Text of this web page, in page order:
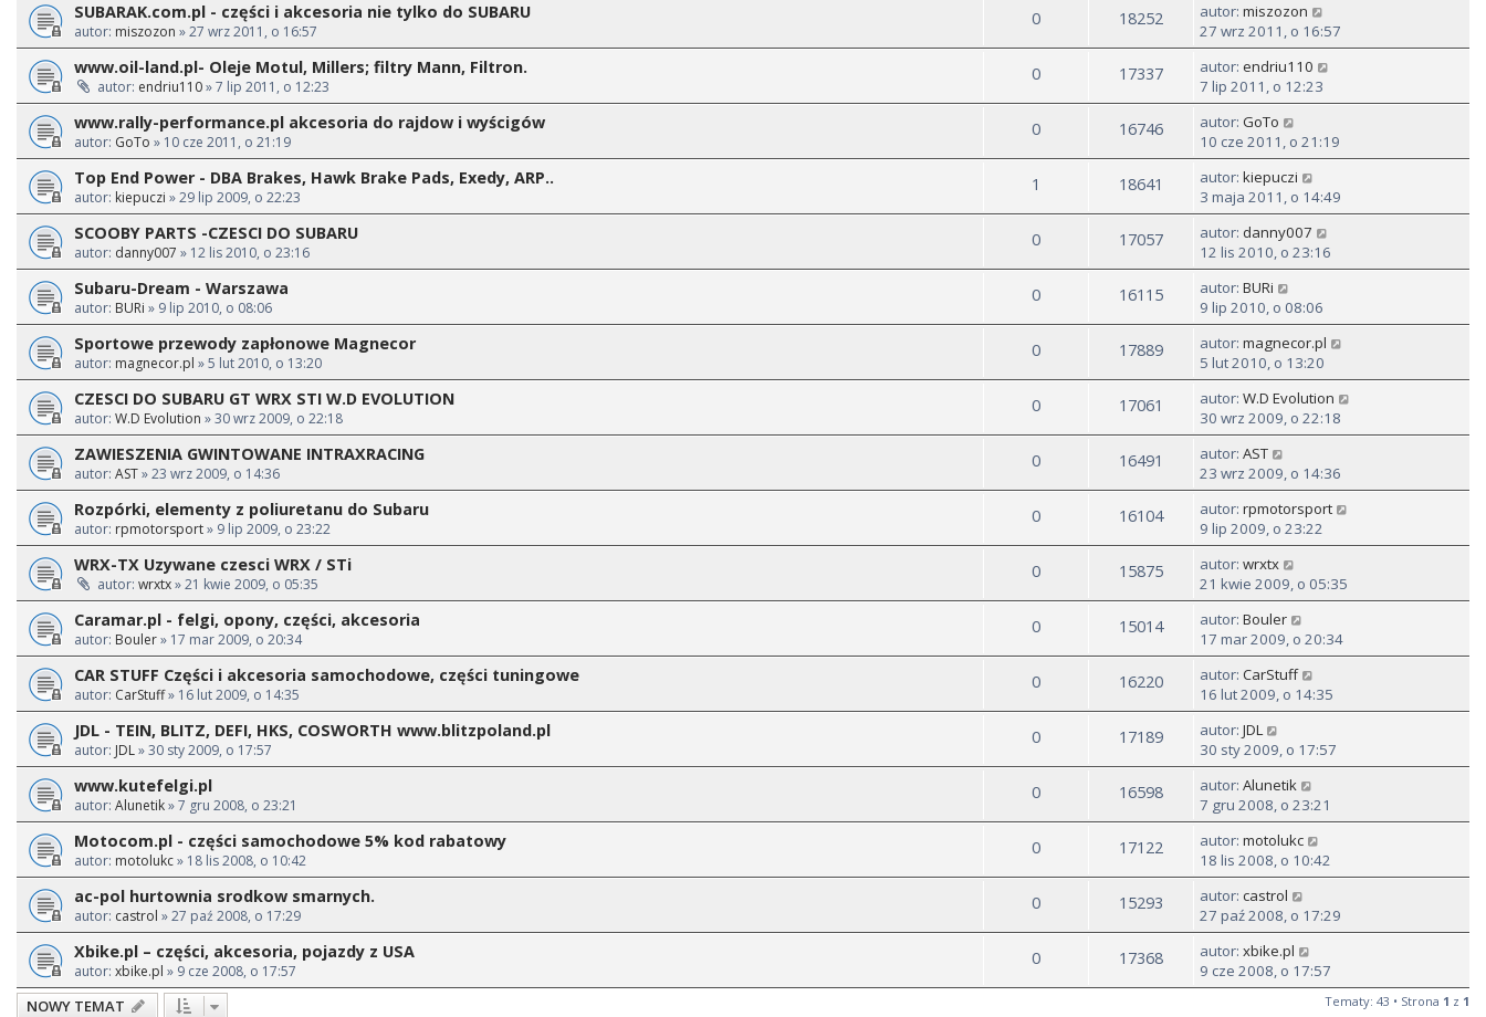
SUBARAK.com.pl - części i akcesoria nie tylko do SUBARU
autor: miszozon » 27 wrz 2011, o 16:57
0 18252 autor: miszozon
27 wrz 2011, o 16:57
www.oil-land.pl- Oleje Motul, Millers; filtry Mann, Filtron.
autor: endriu110» 7 lip 2011, o 12:23
0 17337 autor: endriu110
7 lip 2011, o 12:23
www.rally-performance.pl akcesoria do rajdow i wyścigów
autor: GoTo » 10 cze 2011, o 21:19
0 16746 autor: GoTo
10 cze 2011, o 21:19
Top End Power - DBA Brakes, Hawk Brake Pads, Exedy, ARP..
autor: kiepuczi » 29 lip 2009, o 22:23
1 18641 autor: kiepuczi
3 maja 2011, o 14:49
SCOOBY PARTS -CZESCI DO SUBARU
autor: danny007 » 12 lis 2010, o 23:16
0 17057 autor: danny007
12 lis 2010, o 23:16
Subaru-Dream - Warszawa
autor: BURi » 9 lip 2010, o 08:06
0 16115 autor: BURi
9 lip 2010, o 08:06
Sportowe przewody zapłonowe Magnecor
autor: magnecor.pl » 5 lut 2010, o 13:20
0 17889 autor: magnecor.pl
5 lut 2010, o 13:20
CZESCI DO SUBARU GT WRX STI W.D EVOLUTION
autor: W.D Evolution » 30 wrz 2009, o 22:18
0 17061 autor: W.D Evolution
30 wrz 2009, o 22:18
ZAWIESZENIA GWINTOWANE INTRAXRACING
autor: AST» 23 wrz 2009, o 14:36
0 16491 autor: AST
23 wrz 2009, o 14:36
Rozpórki, elementy z poliuretanu do Subaru
autor: rpmotorsport» 9 lip 2009, o 23:22
0 16104 autor: rpmotorsport
9 lip 2009, o 23:22
WRX-TX Uzywane czesci WRX / STi
autor: wrxtx» 21 kwie 2009, o 05:35
0 15875 autor: wrxtx
21 kwie 2009, o 05:35
Caramar.pl - felgi, opony, części, akcesoria
autor: Bouler» 17 mar 2009, o 20:34
0 15014 autor: Bouler
17 mar 2009, o 20:34
CAR STUFF Części i akcesoria samochodowe, części tuningowe
autor: CarStuff» 16 lut 2009, o 14:35
0 16220 autor: CarStuff
16 lut 2009, o 14:35
JDL - TEIN, BLITZ, DEFI, HKS, COSWORTH www.blitzpoland.pl
autor: JDL» 30 sty 2009, o 17:57
0 17189 autor: JDL
30 sty 2009, o 17:57
www.kutefelgi.pl
autor: Alunetik» 7 gru 2008, o 23:21
0 16598 autor: Alunetik
7 gru 2008, o 23:21
Motocom.pl - części samochodowe 5% kod rabatowy
autor: motolukc» 18 lis 2008, o 10:42
0 17122 autor: motolukc
18 lis 2008, o 10:42
ac-pol hurtownia srodkow smarnych.
autor: castrol » 27 paź 2008, o 17:29
0 15293 autor: castrol
27 paź 2008, o 17:29
Xbike.pl – części, akcesoria, pojazdy z USA
autor: xbike.pl » 9 cze 2008, o 17:57
0 17368 autor: xbike.pl
9 cze 2008, o 17:57
NOWY TEMAT
Tematy: 43 • Strona 1 z 1